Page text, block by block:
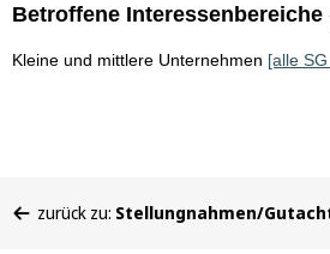
Betroffene Interessenbereiche
Kleine und mittlere Unternehmen [alle
befinden
zurück zu: Stellungnahmen/